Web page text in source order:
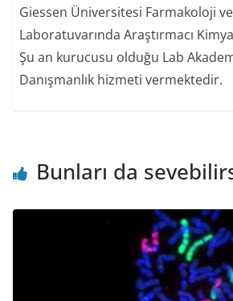
Giessen Üniversitesi Farmakoloji
Laboratuvarında Araştırmacı
Şu an kurucusu olduğu Lab
Danışmanlık hizmeti vermektedir.
Bunları da